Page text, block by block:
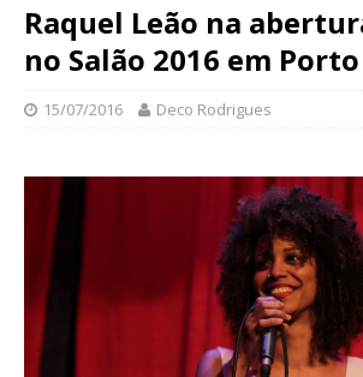
Raquel Leão na
no Salão 2016 em
15/07/2016 Deco Rodrigues